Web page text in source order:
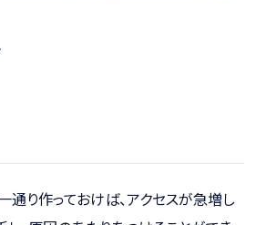
り作っておけば、アクセスが急増し